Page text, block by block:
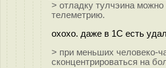
> отладку тулчэина можно
телеметрию.
охохо. даже в 1С есть
> при меньших человеко-
сконцентрироваться на